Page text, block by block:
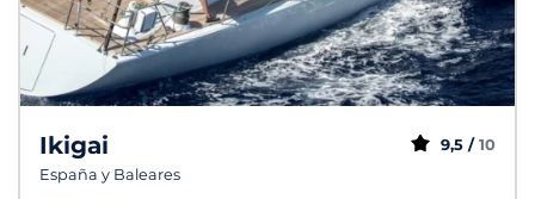
Ikigai
España y Baleares
9,5 / 10